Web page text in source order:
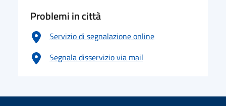
Problemi in città
Servizio di segnalazione online
Segnala disservizio via mail